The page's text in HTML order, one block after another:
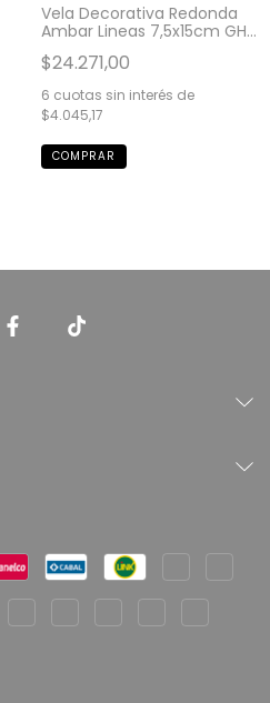
Vela Decorativa Redonda
Ambar Lineas 7,5x15cm GH-
$24.271,00
6 cuotas sin interés de
$4.045,17